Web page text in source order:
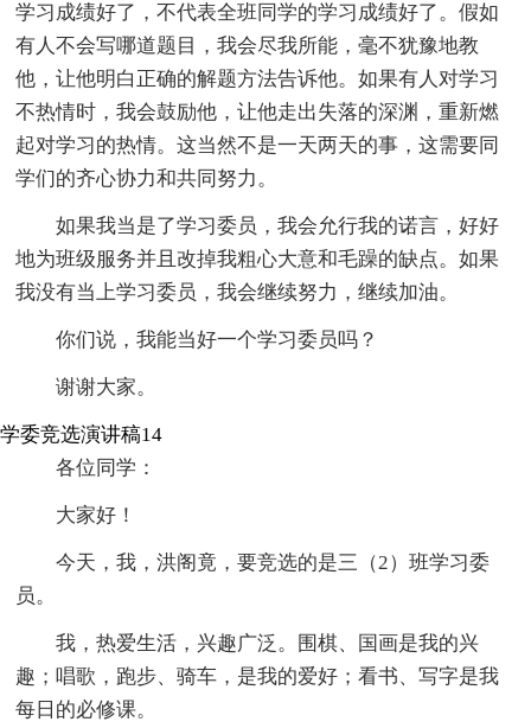
学习成绩好了，不代表全班同学的学习成绩好了。假如
有人不会写哪道题目，我会尽我所能，毫不犹豫地教
他，让他明白正确的解题方法告诉他。如果有人对学习
不热情时，我会鼓励他，让他走出失落的深渊，重新燃
起对学习的热情。这当然不是一天两天的事，这需要同
学们的齐心协力和共同努力。
如果我当是了学习委员，我会允行我的诺言，好好
地为班级服务并且改掉我粗心大意和毛躁的缺点。如果
我没有当上学习委员，我会继续努力，继续加油。
你们说，我能当好一个学习委员吗？
谢谢大家。
学委竞选演讲稿14
各位同学：
大家好！
今天，我，洪阁竟，要竞选的是三（2）班学习委
员。
我，热爱生活，兴趣广泛。围棋、国画是我的兴
趣；唱歌，跑步、骑车，是我的爱好；看书、写字是我
每日的必修课。